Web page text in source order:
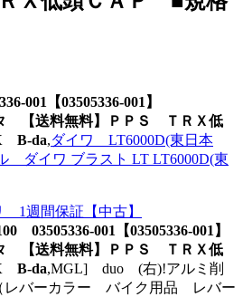
001【03505336-001】
【送料無料】ＰＰＳ ＴＲＸ低
B-da,ダイワ LT6000D(東日本
ダイワ ブラスト LT LT6000D(東
週間保証【中古】
03505336-001【03505336-001】
【送料無料】ＰＰＳ ＴＲＸ低
B-da,MGL] duo (右)!アルミ削
レバーカラー バイク用品 レバー